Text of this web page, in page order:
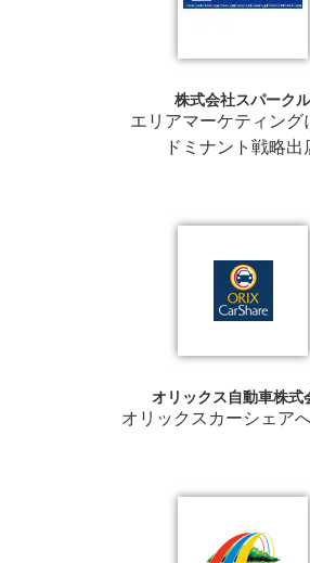
株式会社スパークル
エリアマーケティング
ドミナント戦略出
オリックス自動車株式
オリックスカーシェア